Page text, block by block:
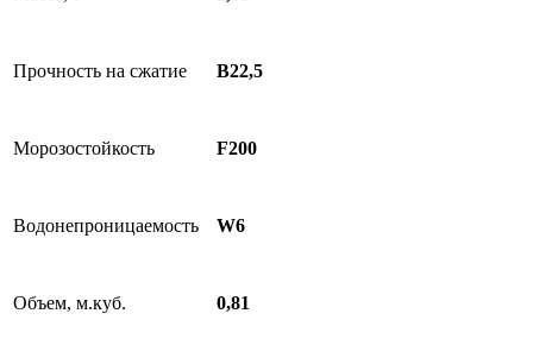
Прочность на сжатие В22,5
Морозостойкость F200
Водонепроницаемость W6
Объем, м.куб. 0,81